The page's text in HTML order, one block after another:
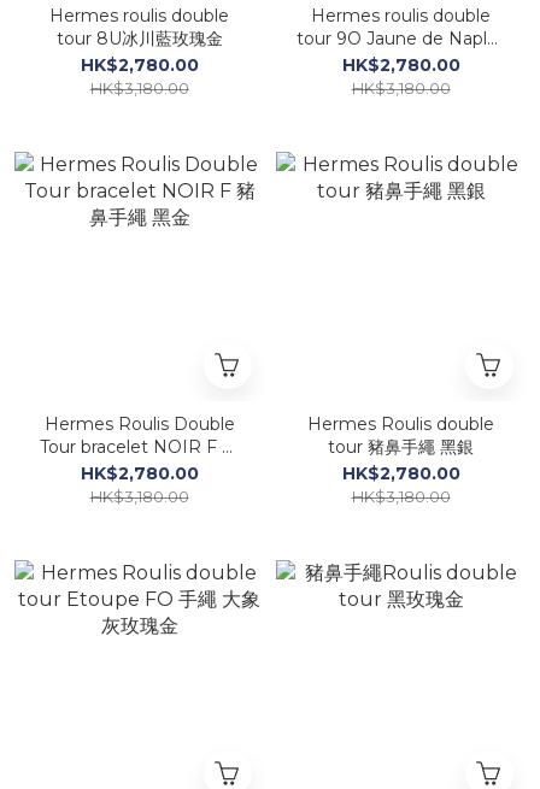
Hermes roulis double
tour 8U冰川藍玫瑰金
HK$2,780.00
HK$3,180.00
Hermes roulis double
tour 9O Jaune de Naples
FO 那不靳斯黃 /玫瑰金
HK$2,780.00
HK$3,180.00
Hermes Roulis Double
Tour bracelet NOIR F 豬
鼻手繩 黑金
HK$2,780.00
HK$3,180.00
Hermes Roulis double
tour 豬鼻手繩 黑銀
HK$2,780.00
HK$3,180.00